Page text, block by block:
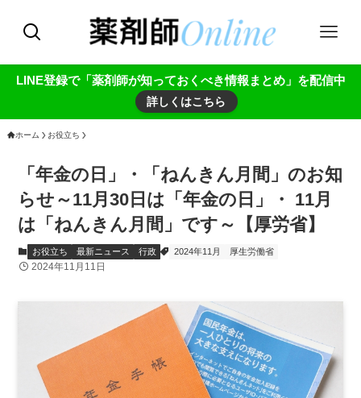
LINE登録で「薬剤師が知っておくべき情報まとめ」を配信中
詳しくはこちら
ホーム お役立ち
「年金の日」・「ねんきん月間」のお知
らせ～11月30日は「年金の日」・ 11月
は「ねんきん月間」です～【厚労省】
お役立ち 最新ニュース 行政 2024年11月 厚生労働省
2024年11月11日